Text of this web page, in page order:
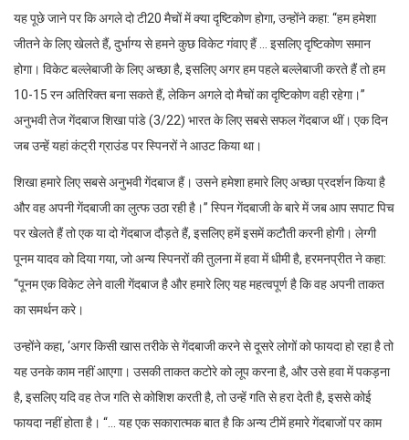
यह पूछे जाने पर कि अगले दो टी20 मैचों में क्या दृष्टिकोण होगा, उन्होंने कहा: “हम हमेशा
जीतने के लिए खेलते हैं, दुर्भाग्य से हमने कुछ विकेट गंवाए हैं … इसलिए दृष्टिकोण समान
होगा। विकेट बल्लेबाजी के लिए अच्छा है, इसलिए अगर हम पहले बल्लेबाजी करते हैं तो हम
10-15 रन अतिरिक्त बना सकते हैं, लेकिन अगले दो मैचों का दृष्टिकोण वही रहेगा।”
अनुभवी तेज गेंदबाज शिखा पांडे (3/22) भारत के लिए सबसे सफल गेंदबाज थीं। एक दिन
जब उन्हें यहां कंट्री ग्राउंड पर स्पिनरों ने आउट किया था।
शिखा हमारे लिए सबसे अनुभवी गेंदबाज हैं। उसने हमेशा हमारे लिए अच्छा प्रदर्शन किया है
और वह अपनी गेंदबाजी का लुत्फ उठा रही है।” स्पिन गेंदबाजी के बारे में जब आप सपाट पिच
पर खेलते हैं तो एक या दो गेंदबाज दौड़ते हैं, इसलिए हमें इसमें कटौती करनी होगी। लेग्गी
पूनम यादव को दिया गया, जो अन्य स्पिनरों की तुलना में हवा में धीमी है, हरमनप्रीत ने कहा:
“पूनम एक विकेट लेने वाली गेंदबाज है और हमारे लिए यह महत्वपूर्ण है कि वह अपनी ताकत
का समर्थन करे।
उन्होंने कहा, ‘अगर किसी खास तरीके से गेंदबाजी करने से दूसरे लोगों को फायदा हो रहा है तो
यह उनके काम नहीं आएगा। उसकी ताकत कटोरे को लूप करना है, और उसे हवा में पकड़ना
है, इसलिए यदि वह तेज गति से कोशिश करती है, तो उन्हें गति से हरा देती है, इससे कोई
फायदा नहीं होता है। “… यह एक सकारात्मक बात है कि अन्य टीमें हमारे गेंदबाजों पर काम